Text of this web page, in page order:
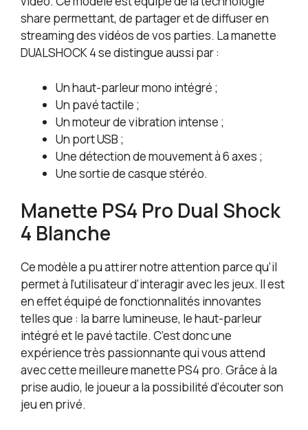
share permettant, de partager et de diffuser en
streaming des vidéos de vos parties. La manette
DUALSHOCK 4 se distingue aussi par :
Un haut-parleur mono intégré ;
Un pavé tactile ;
Un moteur de vibration intense ;
Un port USB ;
Une détection de mouvement à 6 axes ;
Une sortie de casque stéréo.
Manette PS4 Pro Dual Shock
4 Blanche
Ce modèle a pu attirer notre attention parce qu’il
permet à l’utilisateur d’interagir avec les jeux. Il est
en effet équipé de fonctionnalités innovantes
telles que : la barre lumineuse, le haut-parleur
intégré et le pavé tactile. C’est donc une
expérience très passionnante qui vous attend
avec cette meilleure manette PS4 pro. Grâce à la
prise audio, le joueur a la possibilité d’écouter son
jeu en privé.